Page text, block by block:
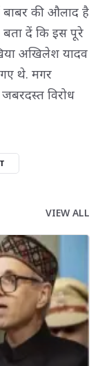
बाबर की औलाद है
बता दें कि इस पूरे
अखिलेश यादव
थे. मगर
विरोध
VIEW ALL